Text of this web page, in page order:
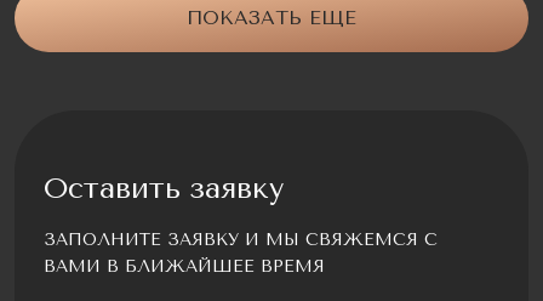
ПОКАЗАТЬ ЕЩЕ
Оставить заявку
ЗАПОЛНИТЕ ЗАЯВКУ И МЫ СВЯЖЕМСЯ С
ВАМИ В БЛИЖАЙШЕЕ ВРЕМЯ